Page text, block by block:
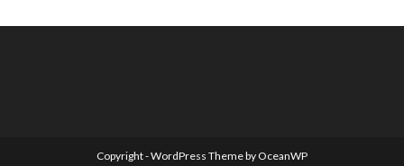
Copyright - WordPress Theme by OceanWP